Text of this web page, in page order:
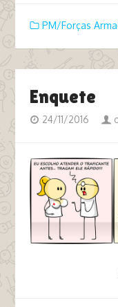
PM/Forças
Enquete
24/11/2016